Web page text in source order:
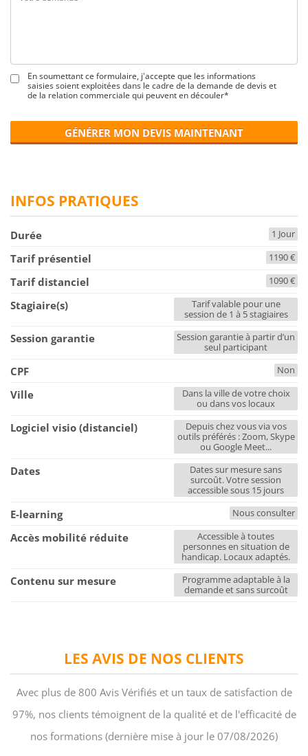
LES AVIS DE NOS CLIENTS
Avec plus de 800 Avis Vérifiés et un taux de satisfaction de
97%, nos clients témoignent de la qualité et de l'efficacité de
nos formations (dernière mise à jour le 07/08/2026)
En soumettant ce formulaire, j'accepte que les informations
saisies soient exploitées dans le cadre de la demande de devis et
de la relation commerciale qui peuvent en découler*
GÉNÉRER MON DEVIS MAINTENANT
INFOS PRATIQUES
Durée 1 Jour
Tarif présentiel 1190 €
Tarif distanciel 1090 €
Stagiaire(s)
Tarif valable pour une
session de 1 à 5 stagiaires
Session garantie
Session garantie à partir d’un
seul participant
CPF Non
Ville
Dans la ville de votre choix
ou dans vos locaux
Logiciel visio (distanciel)
Depuis chez vous via vos
outils préférés : Zoom, Skype
ou Google Meet...
Dates
Dates sur mesure sans
surcoût. Votre session
accessible sous 15 jours
E-learning Nous consulter
Accès mobilité réduite
Accessible à toutes
personnes en situation de
handicap. Locaux adaptés.
Contenu sur mesure
Programme adaptable à la
demande et sans surcoût